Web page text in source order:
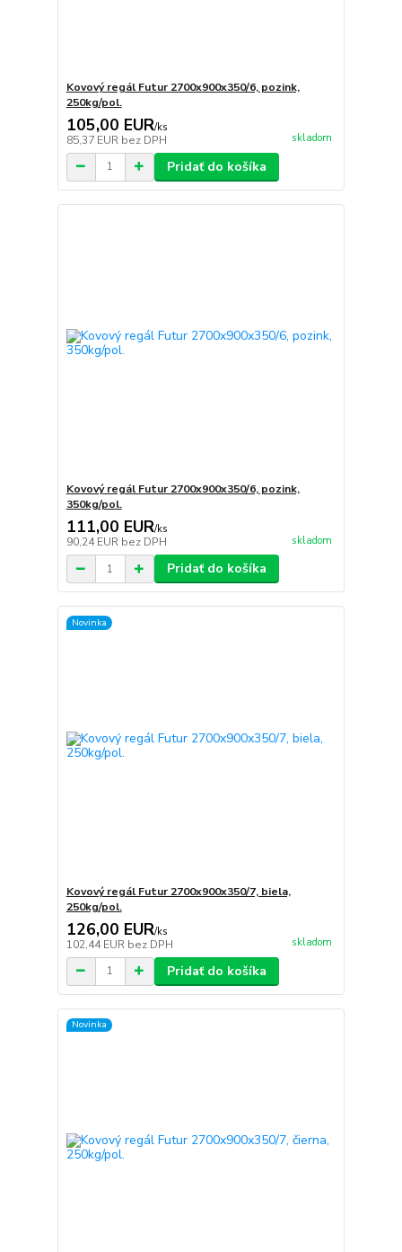
Kovový regál Futur 2700x900x350/6, pozink,
250kg/pol.
105,00 EUR/ks
85,37 EUR bez DPH skladom
Pridať do košíka
Kovový regál Futur 2700x900x350/6, pozink,
350kg/pol.
111,00 EUR/ks
90,24 EUR bez DPH skladom
Pridať do košíka
Novinka
Kovový regál Futur 2700x900x350/7, biela,
250kg/pol.
126,00 EUR/ks
102,44 EUR bez DPH skladom
Pridať do košíka
Novinka